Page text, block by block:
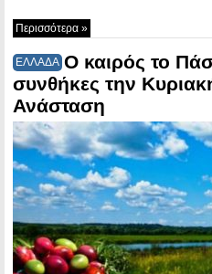
Περισσότερα »
ΕΛΛΑΔΑ Ο καιρός το
συνθήκες την
Ανάσταση